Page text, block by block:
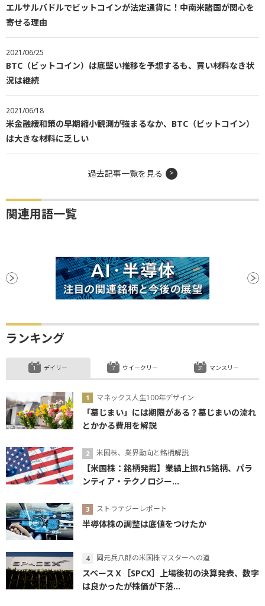
エルサルバドルでビットコインが法定通貨に！中南米諸国が関心を
寄せる理由
2021/06/25
BTC（ビットコイン）は底堅い推移を予想するも、買い材料なき状
況は継続
2021/06/18
米金融緩和策の早期縮小観測が強まるなか、BTC（ビットコイン）
は大きな材料に乏しい
過去記事一覧を見る
関連用語一覧
ランキング
デイリー
マネックス人生100年デザイン
「墓じまい」には期限がある？墓じまいの流れ
とかかる費用を解説
米国株、業界動向と銘柄解説
【米国株：銘柄発掘】業績上振れ5銘柄、パラ
ンティア・テクノロジー...
ストラテジーレポート
半導体株の調整は底値をつけたか
岡元兵八郎の米国株マスターへの道
スペースＸ［SPCX］上場後初の決算発表、数字
は良かったが株価が下落...
ウイークリー マンスリー